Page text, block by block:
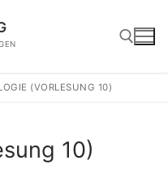
(VORLESUNG 10)
10)